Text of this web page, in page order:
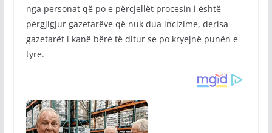
nga personat që po e përcjellët procesin i është
përgjigjur gazetarëve që nuk dua incizime, derisa
gazetarët i kanë bërë të ditur se po kryejnë punën e
tyre.